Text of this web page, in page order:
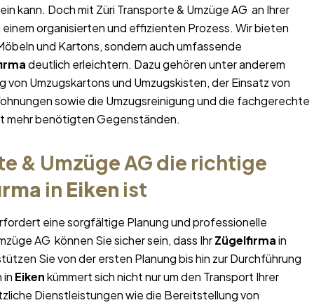
kann. Doch mit Züri Transporte & Umzüge AG an Ihrer
einem organisierten und effizienten Prozess. Wir bieten
und Kartons, sondern auch umfassende
deutlich erleichtern. Dazu gehören unter anderem
Umzugskartons und Umzugskisten, der Einsatz von
sowie die Umzugsreinigung und die fachgerechte
mehr benötigten Gegenständen.
& Umzüge AG die richtige
in Eiken ist
eine sorgfältige Planung und professionelle
AG können Sie sicher sein, dass IhrZügelfirmain
Sie von der ersten Planung bis hin zur Durchführung
in Eikenkümmert sich nicht nur um den Transport Ihrer
Dienstleistungen wie die Bereitstellung von